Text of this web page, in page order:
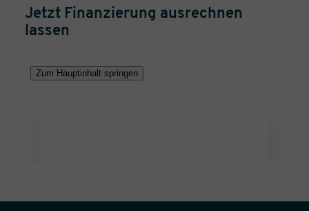
Jetzt Finanzierung ausrechnen
lassen